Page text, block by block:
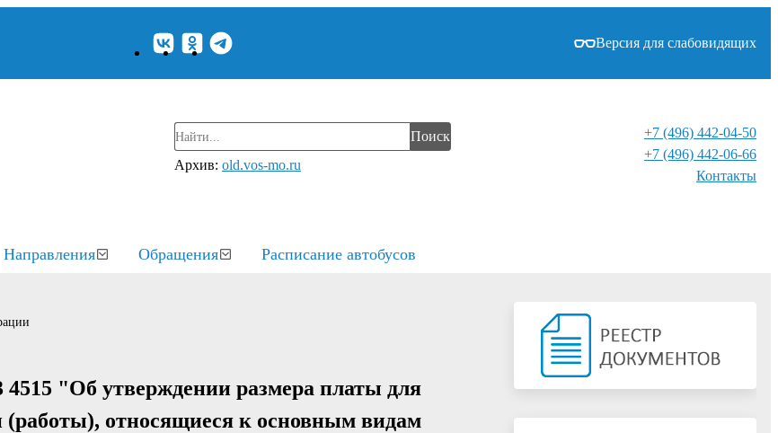
Версия для слабовидящих
Поиск
Архив: old.vos-mo.ru
+7 (496) 442-04-50
+7 (496) 442-06-66
Контакты⁠
Направления Обращения Расписание автобусов
4515 "Об утверждении размера платы для
(работы), относящиеся к основным видам